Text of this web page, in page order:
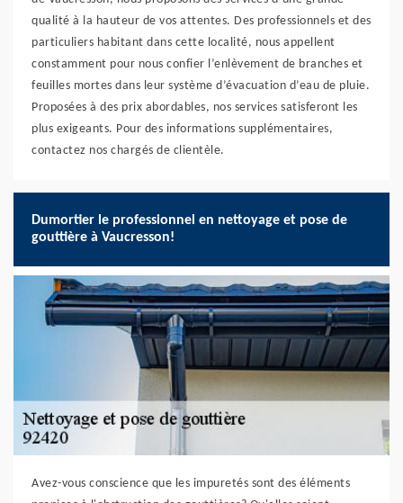
qualité à la hauteur de vos attentes. Des professionnels et des
particuliers habitant dans cette localité, nous appellent
constamment pour nous confier l’enlèvement de branches et
feuilles mortes dans leur système d’évacuation d’eau de pluie.
Proposées à des prix abordables, nos services satisferont les
plus exigeants. Pour des informations supplémentaires,
contactez nos chargés de clientèle.
Dumortier le professionnel en nettoyage et pose de
gouttière à Vaucresson!
Avez-vous conscience que les impuretés sont des éléments